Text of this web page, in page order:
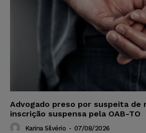
Advogado preso por suspeita de
inscrição suspensa pela OAB-TO
Karina Silvério - 07/08/2026